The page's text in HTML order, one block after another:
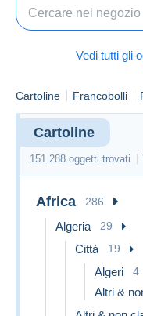
Vedi tutti gli
Cartoline Francobolli
Cartoline
151.288 oggetti trovati
Africa 286
Algeria 29
Città 19
Algeri 4
Altri &